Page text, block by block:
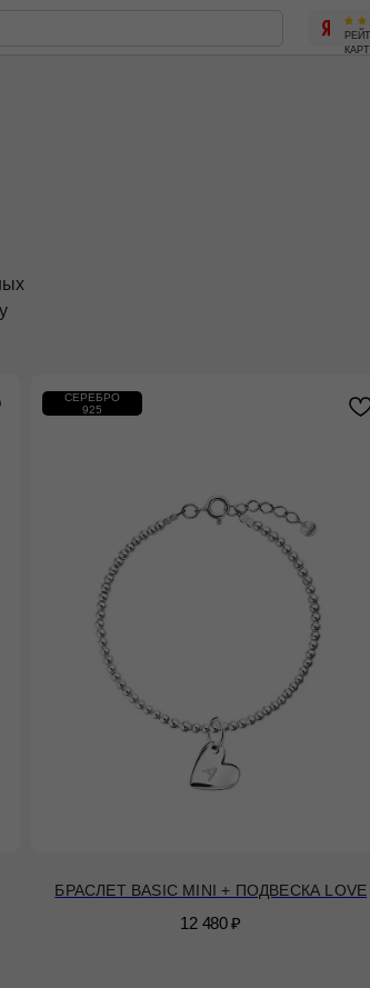
РЕЙТИНГ БРЕНДА НА ЯНДЕКС
СЕРЕБРО
925
БРАСЛЕТ BASIC MINI + ПОДВЕСКА LOVE
12 480 ₽